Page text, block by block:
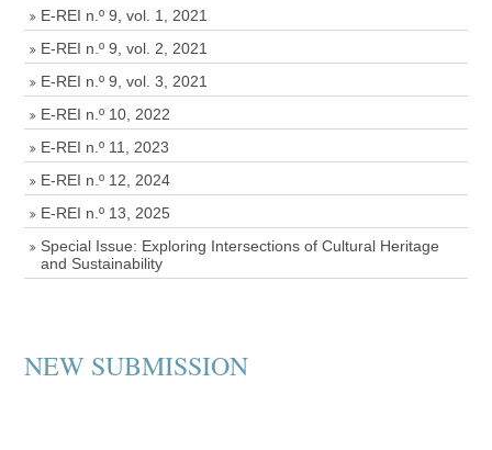
E-REI n.º 9, vol. 1, 2021
E-REI n.º 9, vol. 2, 2021
E-REI n.º 9, vol. 3, 2021
E-REI n.º 10, 2022
E-REI n.º 11, 2023
E-REI n.º 12, 2024
E-REI n.º 13, 2025
Special Issue: Exploring Intersections of Cultural Heritage
and Sustainability
NEW SUBMISSION